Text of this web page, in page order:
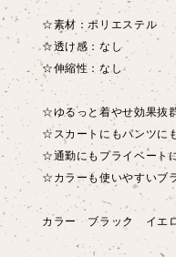
☆素材：ポリエステル
☆透け感：なし
☆伸縮性：なし
☆ゆるっと着やせ効果抜
☆スカートにもパンツに
☆通勤にもプライベート
☆カラーも使いやすいブ
カラー ブラック イエ